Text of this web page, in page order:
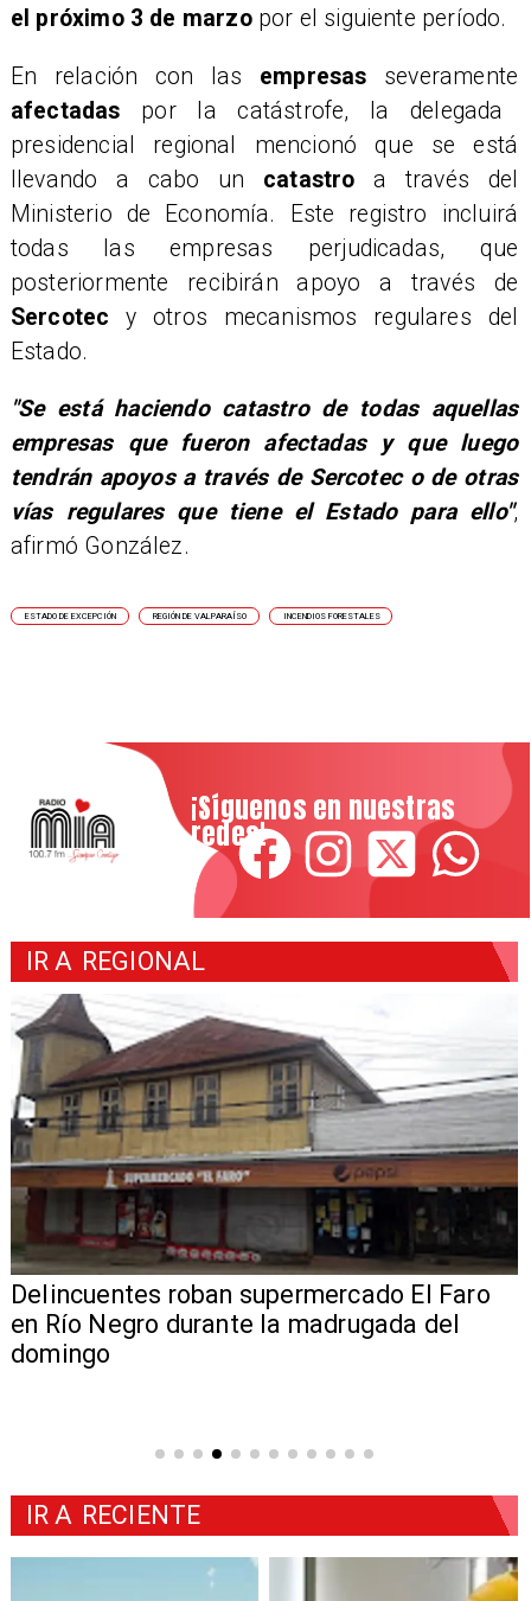
el próximo 3 de marzopor el siguiente período.
​En relación con las empresas severamente
afectadas por la catástrofe, la delegada
presidencial regional mencionó que se está
llevando a cabo un catastro a través del
Ministerio de Economía. Este registro incluirá
todas las empresas perjudicadas, que
posteriormente recibirán apoyo a través de
Sercotecy otros mecanismos regulares del
Estado.
​"Se está haciendo catastro de todas aquellas
empresas que fueron afectadas y que luego
tendrán apoyos a través de Sercotec o de otras
vías regulares que tiene el Estado para ello",
afirmó González.
ESTADO DE EXCEPCIÓN REGIÓN DE VALPARAÍSO INCENDIOS FORESTALES
¡Síguenos en nuestras
redes!
IR A REGIONAL
Delincuentes roban supermercado El Faro
en Río Negro durante la madrugada del
domingo
IR A RECIENTE